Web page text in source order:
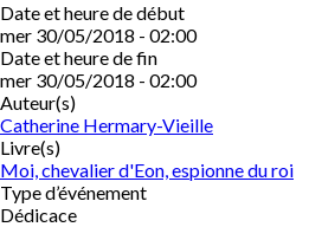
Date et heure de début
mer 30/05/2018 - 02:00
Date et heure de fin
mer 30/05/2018 - 02:00
Auteur(s)
Catherine Hermary-Vieille
Livre(s)
Moi, chevalier d'Eon, espionne du roi
Type d’événement
Dédicace